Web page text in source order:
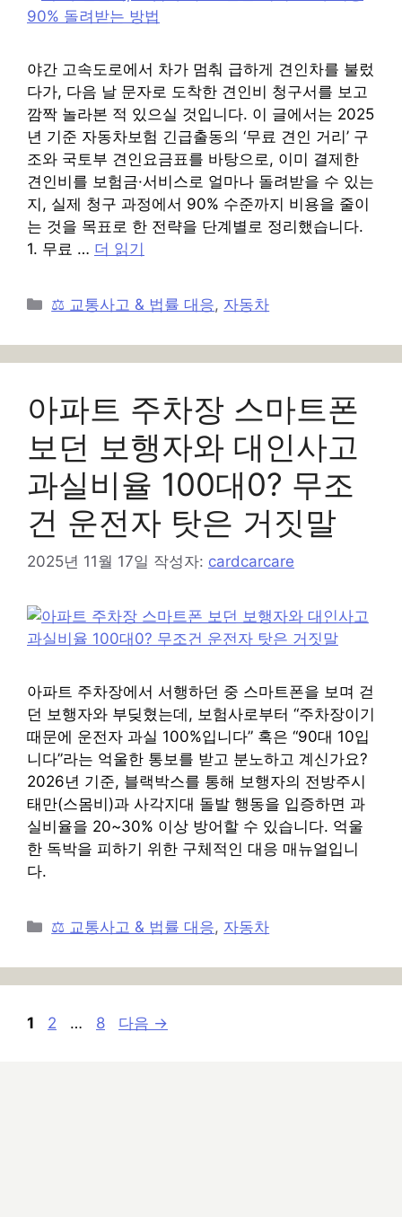
야간 고속도로에서 차가 멈춰 급하게 견인차를 불렀
다가, 다음 날 문자로 도착한 견인비 청구서를 보고
깜짝 놀라본 적 있으실 것입니다. 이 글에서는 2025
년 기준 자동차보험 긴급출동의 ‘무료 견인 거리’ 구
조와 국토부 견인요금표를 바탕으로, 이미 결제한
견인비를 보험금·서비스로 얼마나 돌려받을 수 있는
지, 실제 청구 과정에서 90% 수준까지 비용을 줄이
는 것을 목표로 한 전략을 단계별로 정리했습니다.
1. 무료 … 더 읽기
카
고
리
⚖️ 교통사고 & 법률 대응, 자동차
아파트 주차장 스마트폰
보던 보행자와 대인사고
과실비율 100대0? 무조
건 운전자 탓은 거짓말
2025년 11월 17일 작성자: cardcarcare
아파트 주차장에서 서행하던 중 스마트폰을 보며 걷
던 보행자와 부딪혔는데, 보험사로부터 “주차장이기
때문에 운전자 과실 100%입니다” 혹은 “90대 10입
니다”라는 억울한 통보를 받고 분노하고 계신가요?
2026년 기준, 블랙박스를 통해 보행자의 전방주시
태만(스몸비)과 사각지대 돌발 행동을 입증하면 과
실비율을 20~30% 이상 방어할 수 있습니다. 억울
한 독박을 피하기 위한 구체적인 대응 매뉴얼입니
다.
카
고
리
⚖️ 교통사고 & 법률 대응, 자동차
페
1
페
2 …
페
8 다음 →